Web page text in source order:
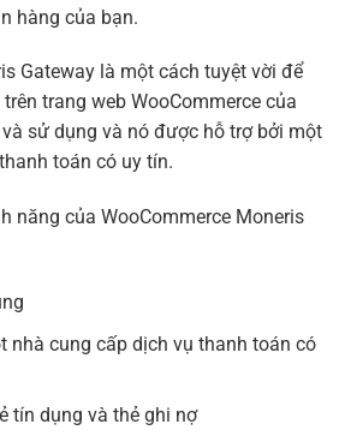
hàng của bạn.
Gateway là một cách tuyệt vời để
trang web WooCommerce của
sử dụng và nó được hỗ trợ bởi một
toán có uy tín.
năng của WooCommerce Moneris
nhà cung cấp dịch vụ thanh toán có
tín dụng và thẻ ghi nợ